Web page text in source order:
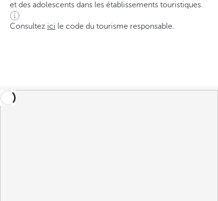
et des adolescents dans les établissements touristiques.
Consultez ici le code du tourisme responsable.